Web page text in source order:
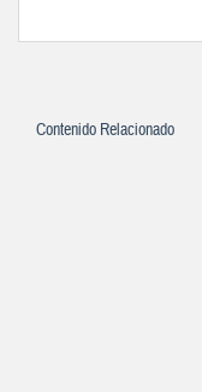
Contenido Relacionado